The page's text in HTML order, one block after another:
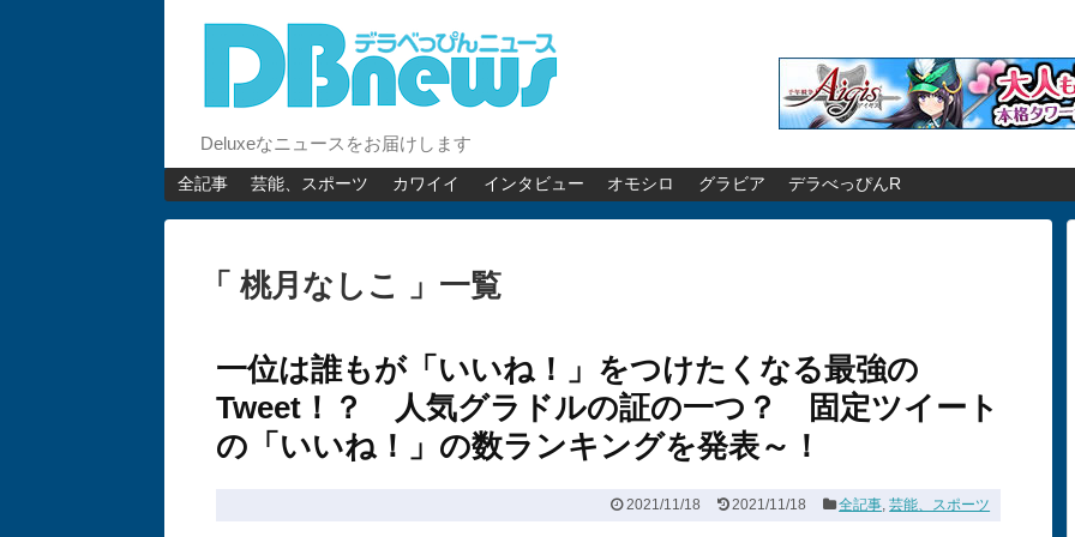
Deluxeなニュースをお届けします
全記事 芸能、スポーツ カワイイ インタビュー オモシロ グラビア デラべっぴんR
「 桃月なしこ 」一覧
一位は誰もが「いいね！」をつけたくなる最強の
Tweet！？ 人気グラドルの証の一つ？ 固定ツイート
の「いいね！」の数ランキングを発表～！
2021/11/18 2021/11/18 全記事,芸能、スポーツ